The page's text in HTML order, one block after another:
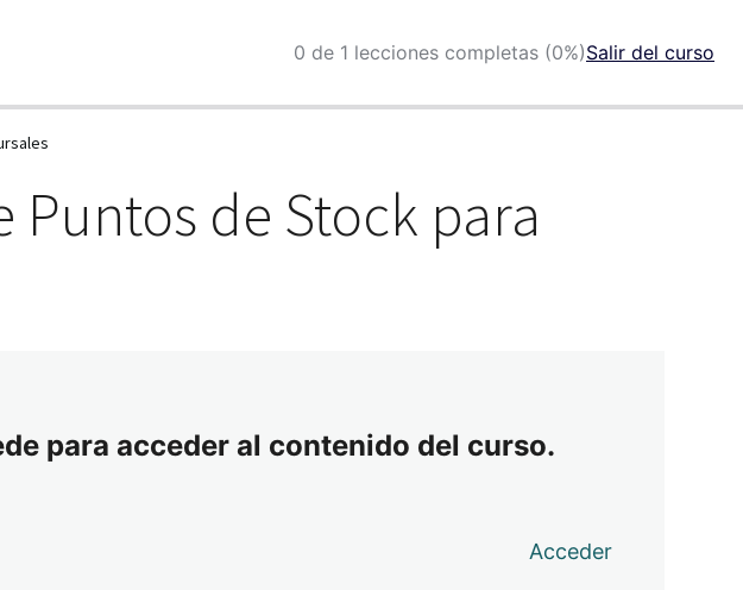
0 de 1 lecciones completas (0%)Salir del curso
de Stock para
para acceder al contenido del curso.
Acceder